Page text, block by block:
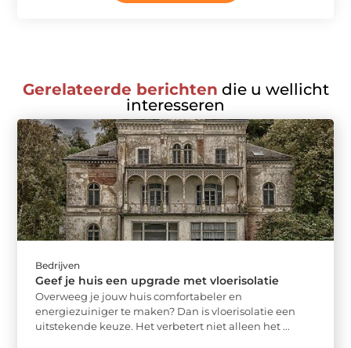
Gerelateerde berichten die u wellicht
interesseren
Bedrijven
Geef je huis een upgrade met vloerisolatie
Overweeg je jouw huis comfortabeler en
energiezuiniger te maken? Dan is vloerisolatie een
uitstekende keuze. Het verbetert niet alleen het ...